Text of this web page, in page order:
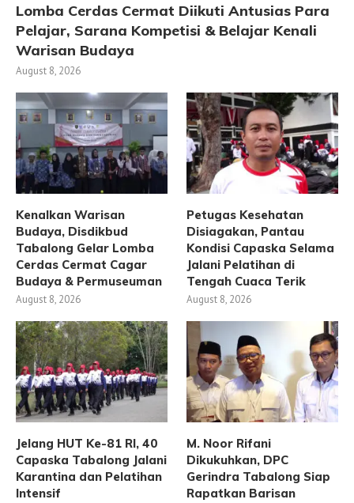
Lomba Cerdas Cermat Diikuti Antusias Para
Pelajar, Sarana Kompetisi & Belajar Kenali
Warisan Budaya
August 8, 2026
Kenalkan Warisan
Budaya, Disdikbud
Tabalong Gelar Lomba
Cerdas Cermat Cagar
Budaya & Permuseuman
August 8, 2026
Petugas Kesehatan
Disiagakan, Pantau
Kondisi Capaska Selama
Jalani Pelatihan di
Tengah Cuaca Terik
August 8, 2026
Jelang HUT Ke-81 RI, 40
Capaska Tabalong Jalani
Karantina dan Pelatihan
Intensif
M. Noor Rifani
Dikukuhkan, DPC
Gerindra Tabalong Siap
Rapatkan Barisan